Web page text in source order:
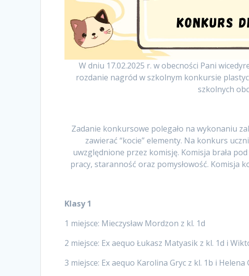
W dniu 17.02.2025 r. w obecności Pani
rozdanie nagród w szkolnym konkursie
szkolnych
Zadanie konkursowe polegało na wykonaniu
zawierać “kocie” elementy. Na konkurs
uwzględnione przez komisję. Komisja brała
pracy, staranność oraz pomysłowość. Komisja
Klasy 1
1 miejsce: Mieczysław Mordzon z kl. 1d
2 miejsce: Ex aequo Łukasz Matyasik z kl. 1d i
3 miejsce: Ex aequo Karolina Gryc z kl. 1b i Helena